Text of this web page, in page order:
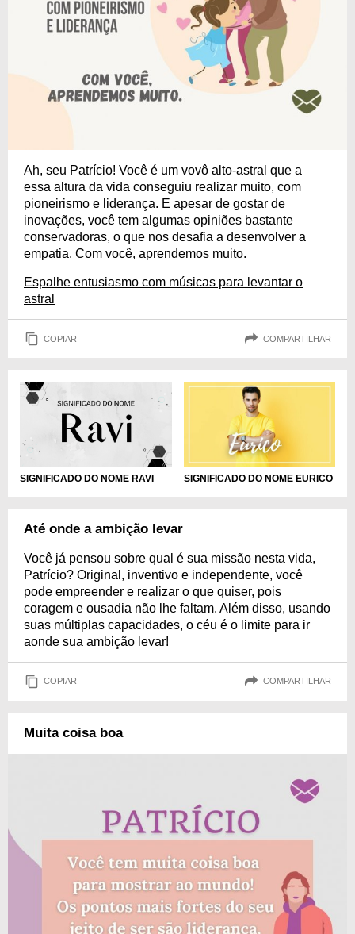
Ah, seu Patrício! Você é um vovô alto-astral que a
essa altura da vida conseguiu realizar muito, com
pioneirismo e liderança. E apesar de gostar de
inovações, você tem algumas opiniões bastante
conservadoras, o que nos desafia a desenvolver a
empatia. Com você, aprendemos muito.
Espalhe entusiasmo com músicas para levantar o
astral
COPIAR COMPARTILHAR
SIGNIFICADO DO NOME RAVI SIGNIFICADO DO NOME EURICO
Até onde a ambição levar
Você já pensou sobre qual é sua missão nesta vida,
Patrício? Original, inventivo e independente, você
pode empreender e realizar o que quiser, pois
coragem e ousadia não lhe faltam. Além disso, usando
suas múltiplas capacidades, o céu é o limite para ir
aonde sua ambição levar!
COPIAR COMPARTILHAR
Muita coisa boa